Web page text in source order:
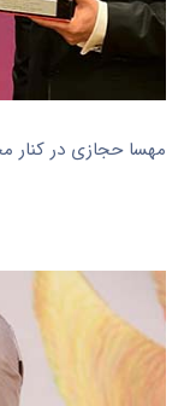
مهسا حجازی در